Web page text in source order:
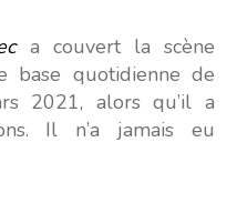
a couvert la scène
base quotidienne de
2021, alors qu’il a
Il n’a jamais eu